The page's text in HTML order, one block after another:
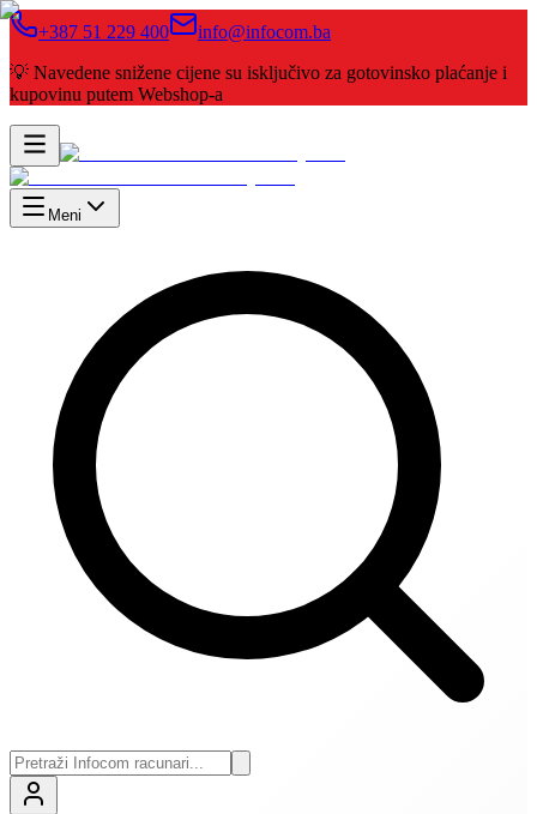
+387 51 229 400
info@infocom.ba
💡 Navedene snižene cijene su isključivo za gotovinsko plaćanje i
kupovinu putem Webshop-a
Meni